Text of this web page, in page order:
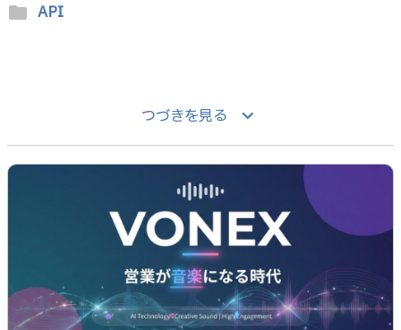
folder API
つづきを見る keyboard_arrow_down